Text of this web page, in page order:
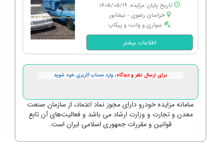
تاریخ پایان مزایده: 1405/05/19
خراسان رضوی - نیشابور
سواری و وانت و پیکاپ
اطلاعات بیشتر
برای ارسال نظر و دیدگاه، وارد حساب کاربری خود شوید
سامانه مزایده خودرو دارای مجوز نماد اعتماد، از سازمان صنعت
معدن و تجارت و وزارت ارشاد می باشد و فعالیت‌های آن تابع
قوانین و مقررات جمهوری اسلامی ایران است.